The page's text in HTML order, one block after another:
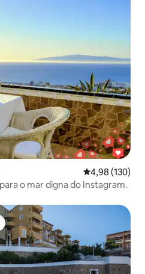
4,98 de uma
4,98 (130)
o mar digna do Instagram.
dos hóspedes